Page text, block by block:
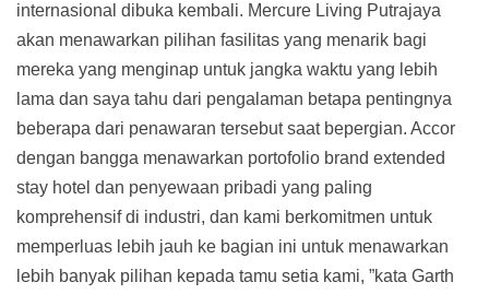
internasional dibuka kembali. Mercure Living Putrajaya
akan menawarkan pilihan fasilitas yang menarik bagi
mereka yang menginap untuk jangka waktu yang lebih
lama dan saya tahu dari pengalaman betapa pentingnya
beberapa dari penawaran tersebut saat bepergian. Accor
dengan bangga menawarkan portofolio brand extended
stay hotel dan penyewaan pribadi yang paling
komprehensif di industri, dan kami berkomitmen untuk
memperluas lebih jauh ke bagian ini untuk menawarkan
lebih banyak pilihan kepada tamu setia kami, ”kata Garth